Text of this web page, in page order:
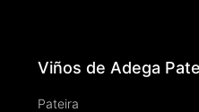
Viños de Adega
Pateira